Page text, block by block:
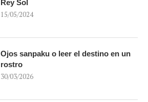
Rey Sol
15/05/2024
Ojos sanpaku o leer el destino en un
rostro
30/03/2026